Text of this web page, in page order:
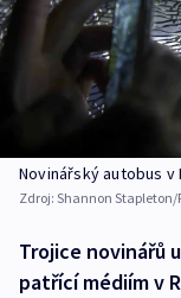
Novinářský autobus v
Zdroj: Shannon Stapleton/
Trojice novinářů
patřící médiím v